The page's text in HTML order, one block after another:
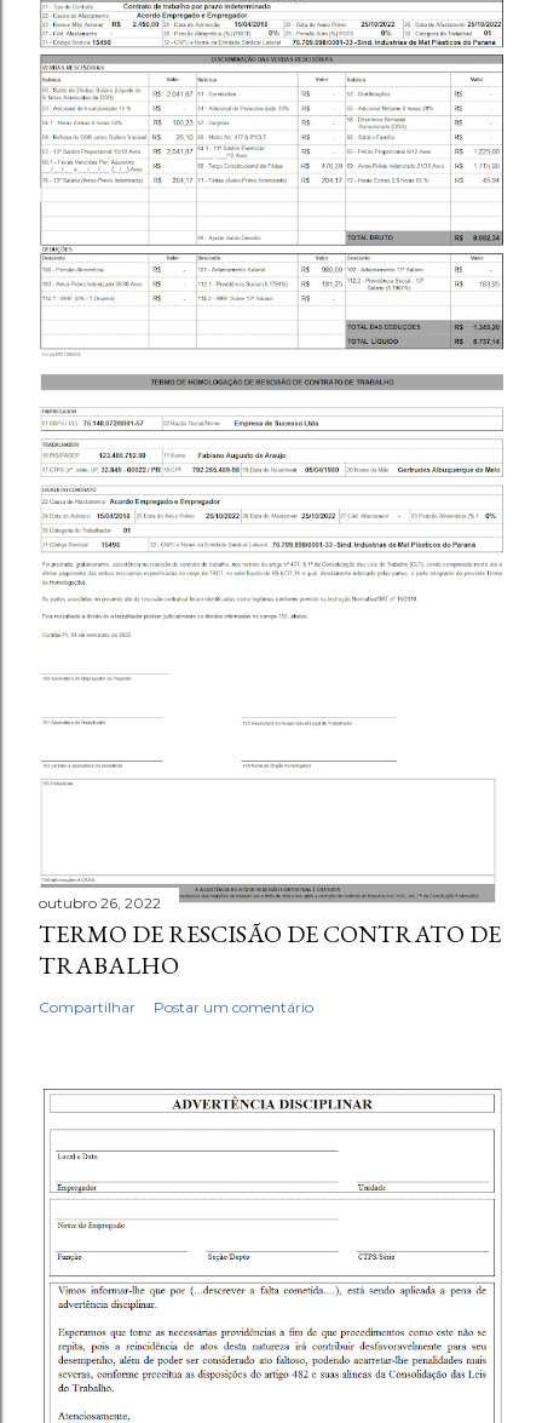
outubro 26, 2022
TERMO DE RESCISÃO DE CONTRATO DE
TRABALHO
Compartilhar Postar um comentário